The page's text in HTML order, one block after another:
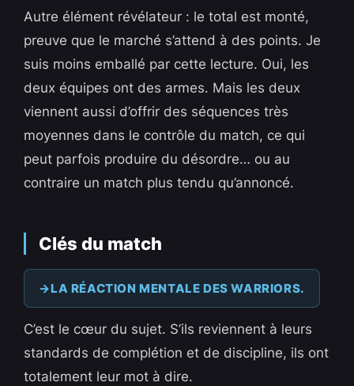
Autre élément révélateur : le total est monté,
preuve que le marché s’attend à des points. Je
suis moins emballé par cette lecture. Oui, les
deux équipes ont des armes. Mais les deux
viennent aussi d’offrir des séquences très
moyennes dans le contrôle du match, ce qui
peut parfois produire du désordre… ou au
contraire un match plus tendu qu’annoncé.
Clés du match
LA RÉACTION MENTALE DES WARRIORS.
C’est le cœur du sujet. S’ils reviennent à leurs
standards de complétion et de discipline, ils ont
totalement leur mot à dire.